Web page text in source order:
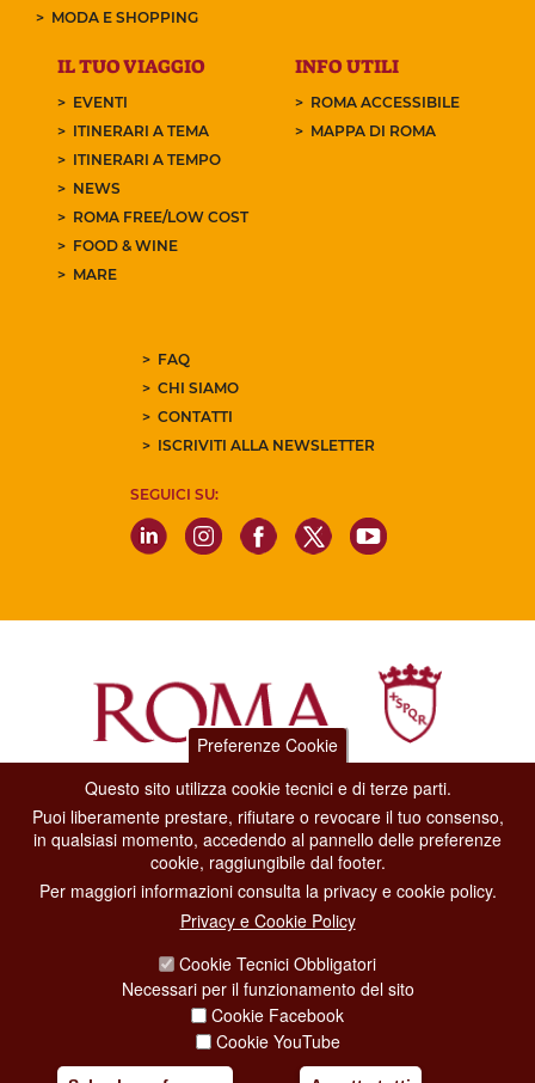
MODA E SHOPPING
IL TUO VIAGGIO
EVENTI
ITINERARI A TEMA
ITINERARI A TEMPO
NEWS
ROMA FREE/LOW COST
FOOD & WINE
MARE
INFO UTILI
ROMA ACCESSIBILE
MAPPA DI ROMA
FAQ
CHI SIAMO
CONTATTI
ISCRIVITI ALLA NEWSLETTER
SEGUICI SU:
Dipartimento Grandi Eventi, Sport, Turismo e Moda.
Via di San Basilio, 51
00187 Roma
CONTACT CENTER TEL. 06 06 08
CONTATTA LA REDAZIONE
SOCIAL MEDIA POLICY
Preferenze Cookie
Questo sito utilizza cookie tecnici e di terze parti.
Puoi liberamente prestare, rifiutare o revocare il tuo consenso,
in qualsiasi momento, accedendo al pannello delle preferenze
cookie, raggiungibile dal footer.
Per maggiori informazioni consulta la privacy e cookie policy.
Privacy e Cookie Policy
Cookie Tecnici Obbligatori
Necessari per il funzionamento del sito
Cookie Facebook
Cookie YouTube